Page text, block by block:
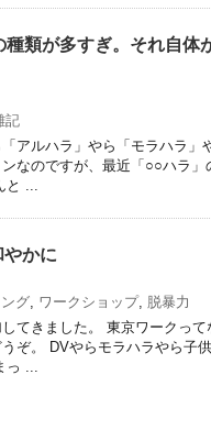
種類が多すぎ。それ自体
記
「アルハラ」やら「モラハラ
なのですが、最近「○○ハラ」
と ...
かに
グ, ワークショップ, 脱暴力
てきました。 東京ワークっ
ぞ。 DVやらモラハラやら子
っ ...